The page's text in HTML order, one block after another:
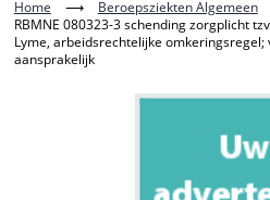
Home ⟶ Beroepsziekten Algemeen
RBMNE 080323-3 schending zorgplicht
Lyme, arbeidsrechtelijke
aansprakelijk